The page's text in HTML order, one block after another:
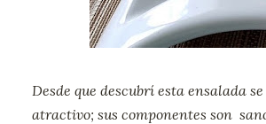
Desde que descubrí esta ensalada
atractivo; sus componentes son